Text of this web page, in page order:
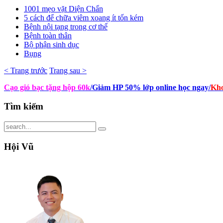
1001 mẹo vặt Diện Chẩn
5 cách để chữa viêm xoang ít tốn kém
Bệnh nội tạng trong cơ thể
Bệnh toàn thân
Bộ phận sinh dục
Bụng
< Trang trước Trang sau >
Cạo gió bạc tặng hộp 60k/Giảm HP 50% lớp online học ngay/
Tìm kiếm
Hội Vũ